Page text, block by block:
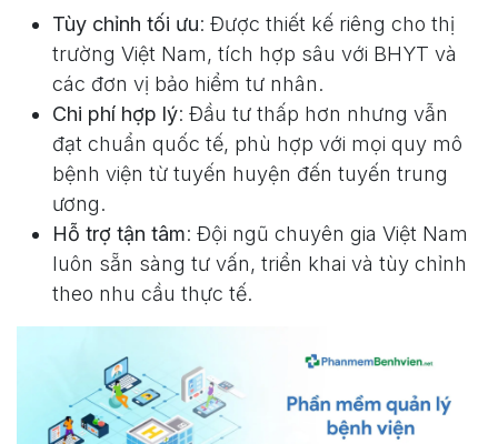
Tùy chỉnh tối ưu: Được thiết kế riêng cho thị
trường Việt Nam, tích hợp sâu với BHYT và
các đơn vị bảo hiểm tư nhân.
Chi phí hợp lý: Đầu tư thấp hơn nhưng vẫn
đạt chuẩn quốc tế, phù hợp với mọi quy mô
bệnh viện từ tuyến huyện đến tuyến trung
ương.
Hỗ trợ tận tâm: Đội ngũ chuyên gia Việt Nam
luôn sẵn sàng tư vấn, triển khai và tùy chỉnh
theo nhu cầu thực tế.